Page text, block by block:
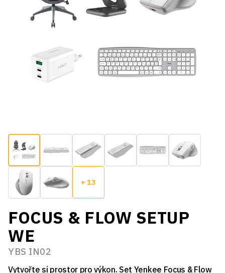
+ 13
FOCUS & FLOW SETUP
WE
YBS IN02
Vytvořte si prostor pro výkon. Set Yenkee Focus & Flow